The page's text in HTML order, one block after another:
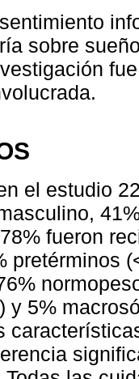
sobre
el estudio
fueron
pretérminos
y 5%